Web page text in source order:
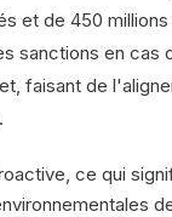
et de 450
sanctions en
faisant de
ce qui